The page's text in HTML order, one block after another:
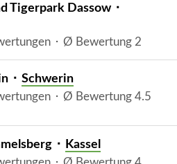
Tigerpark Dassow ⬝
⬝ Ø Bewertung 2
⬝ Schwerin
⬝ Ø Bewertung 4.5
⬝ Kassel